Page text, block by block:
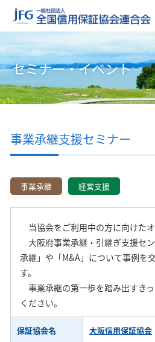
セミナー・イベント
事業承継支援セミナー
事業承継 経営支援
当協会をご利用中の方に向けたオ
大阪府事業承継・引継ぎ支援セ
承継」や「M&A」について事例を
す。
事業承継の第一歩を踏み出すき
ください。
保証協会名 大阪信用保証協会